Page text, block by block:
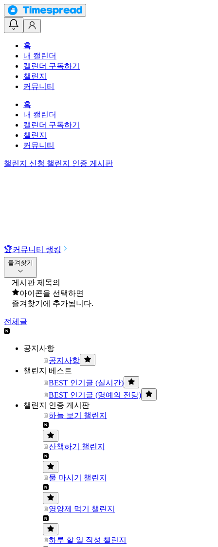
홈
내 캘린더
캘린더 구독하기
챌린지
커뮤니티
홈
내 캘린더
캘린더 구독하기
챌린지
커뮤니티
챌린지 신청 챌린지 인증 게시판
🏆커뮤니티 랭킹
즐겨찾기
게시판 제목의
아이콘을 선택하면
즐겨찾기에 추가됩니다.
전체글
공지사항
공지사항
챌린지 베스트
BEST 인기글 (실시간)
BEST 인기글 (명예의 전당)
챌린지 인증 게시판
하늘 보기 챌린지
산책하기 챌린지
물 마시기 챌린지
영양제 먹기 챌린지
하루 할 일 작성 챌린지